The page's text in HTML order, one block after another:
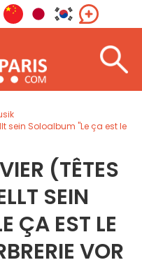
sein Soloalbum "Le ça est le
(TÊTES
SEIN
ÇA EST LE
VOR